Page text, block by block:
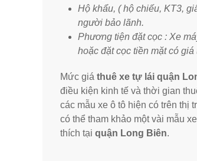
Hộ khẩu, ( hộ chiếu, KT3,
người bảo lãnh.
Phương tiện đặt cọc : Xe
hoặc đặt cọc tiền mặt có
Mức giá thuê xe tự lái quận
điều kiện kinh tế và thời gian
các mẫu xe ô tô hiện có trên thị
có thể tham khảo một vài mẫu
thích tại quận Long Biên.